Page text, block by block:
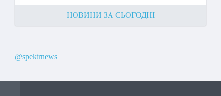
НОВИНИ ЗА СЬОГОДНІ
@spektrnews